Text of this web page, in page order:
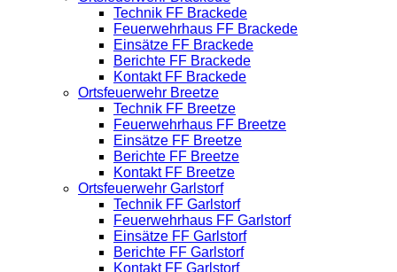
Technik FF Brackede
Feuerwehrhaus FF Brackede
Einsätze FF Brackede
Berichte FF Brackede
Kontakt FF Brackede
Ortsfeuerwehr Breetze
Technik FF Breetze
Feuerwehrhaus FF Breetze
Einsätze FF Breetze
Berichte FF Breetze
Kontakt FF Breetze
Ortsfeuerwehr Garlstorf
Technik FF Garlstorf
Feuerwehrhaus FF Garlstorf
Einsätze FF Garlstorf
Berichte FF Garlstorf
Kontakt FF Garlstorf